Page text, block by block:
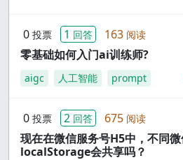
0 投票 1 回答 163 阅读
零基础如何入门ai训练师?
aigc 人工智能 prompt
0 投票 2 回答 675 阅读
现在在微信服务号H5中，不同
localStorage会共享吗？